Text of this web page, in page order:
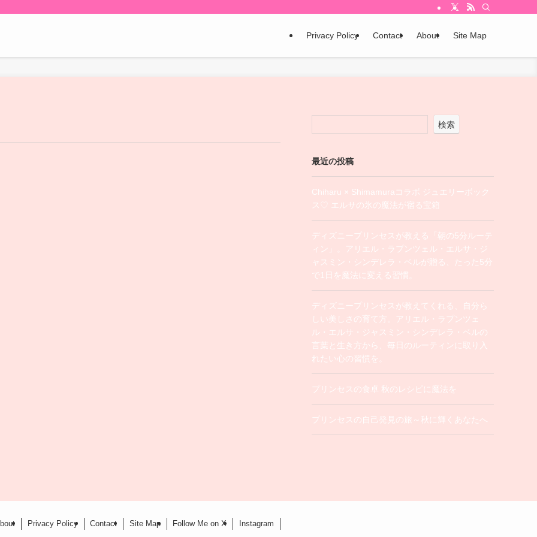
Privacy Policy Contact About Site Map
検索
最近の投稿
Chiharu × Shimamuraコラボ ジュエリーボック
ス♡ エルサの氷の魔法が宿る宝箱
ディズニープリンセスが教える「朝の5分ルーテ
ィン」。アリエル・ラプンツェル・エルサ・ジ
ャスミン・シンデレラ・ベルが贈る、たった5分
で1日を魔法に変える習慣。
ディズニープリンセスが教えてくれる、自分ら
しい美しさの育て方。アリエル・ラプンツェ
ル・エルサ・ジャスミン・シンデレラ・ベルの
言葉と生き方から、毎日のルーティンに取り入
れたい心の習慣を。
プリンセスの食卓 秋のレシピに魔法を
プリンセスの自己発見の旅～秋に輝くあなたへ
Privacy Policy Contact Site Map Follow Me on X Instagram